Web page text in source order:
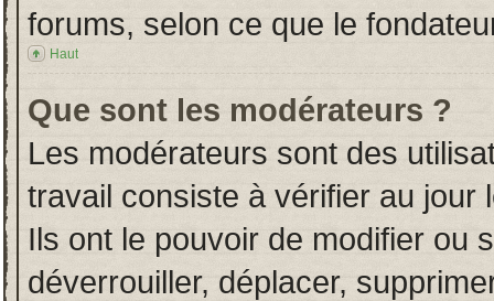
forums, selon ce que le
Haut
Que sont les modérateurs ?
Les modérateurs sont des
travail consiste à vérifier au jour
Ils ont le pouvoir de modifier ou
déverrouiller, déplacer,